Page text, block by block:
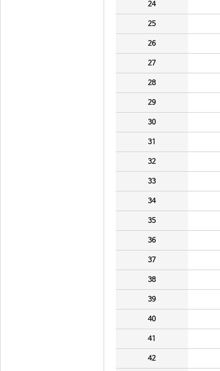
24
25
26
27
28
29
30
31
32
33
34
35
36
37
38
39
40
41
42